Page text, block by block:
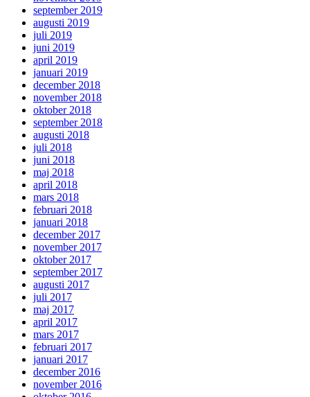
september 2019
augusti 2019
juli 2019
juni 2019
april 2019
januari 2019
december 2018
november 2018
oktober 2018
september 2018
augusti 2018
juli 2018
juni 2018
maj 2018
april 2018
mars 2018
februari 2018
januari 2018
december 2017
november 2017
oktober 2017
september 2017
augusti 2017
juli 2017
maj 2017
april 2017
mars 2017
februari 2017
januari 2017
december 2016
november 2016